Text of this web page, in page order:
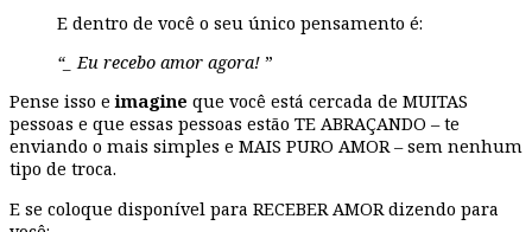
E dentro de você o seu único pensamento é:
“_ Eu recebo amor agora! ”
Pense isso eimagine que você está cercada de MUITAS
pessoas e que essas pessoas estão TE ABRAÇANDO – te
enviando o mais simples e MAIS PURO AMOR – sem nenhum
tipo de troca.
E se coloque disponível para RECEBER AMOR dizendo para